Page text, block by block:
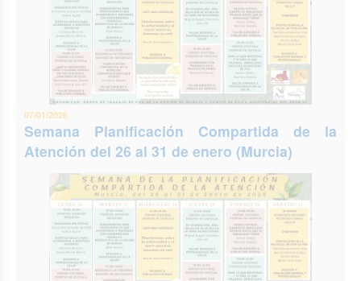
07/01/2026
Semana Planificación Compartida de la
Atención del 26 al 31 de enero (Murcia)